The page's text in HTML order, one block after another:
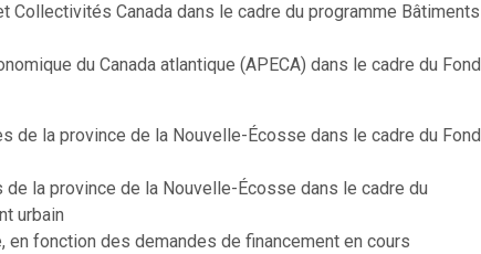
Collectivités Canada dans le cadre du programme Bâtiments
du Canada atlantique (APECA) dans le cadre du
de la province de la Nouvelle-Écosse dans le cadre du
la province de la Nouvelle-Écosse dans le cadre du
urbain
en fonction des demandes de financement en cours